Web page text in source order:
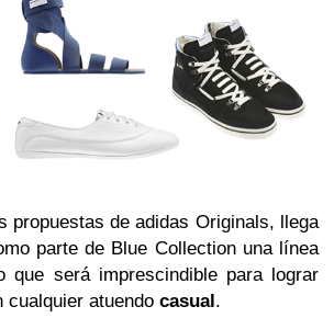
propuestas de adidas Originals, llega
parte de Blue Collection una línea
que será imprescindible para lograr
cualquier atuendo casual .